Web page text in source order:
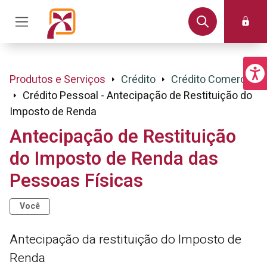
Produtos e Serviços Crédito
Crédito Comercial
Crédito Pessoal - Antecipação de Restituição do
Imposto de Renda
Antecipação de Restituição
do Imposto de Renda das
Pessoas Físicas
Você
Antecipação da restituição do Imposto de
Renda